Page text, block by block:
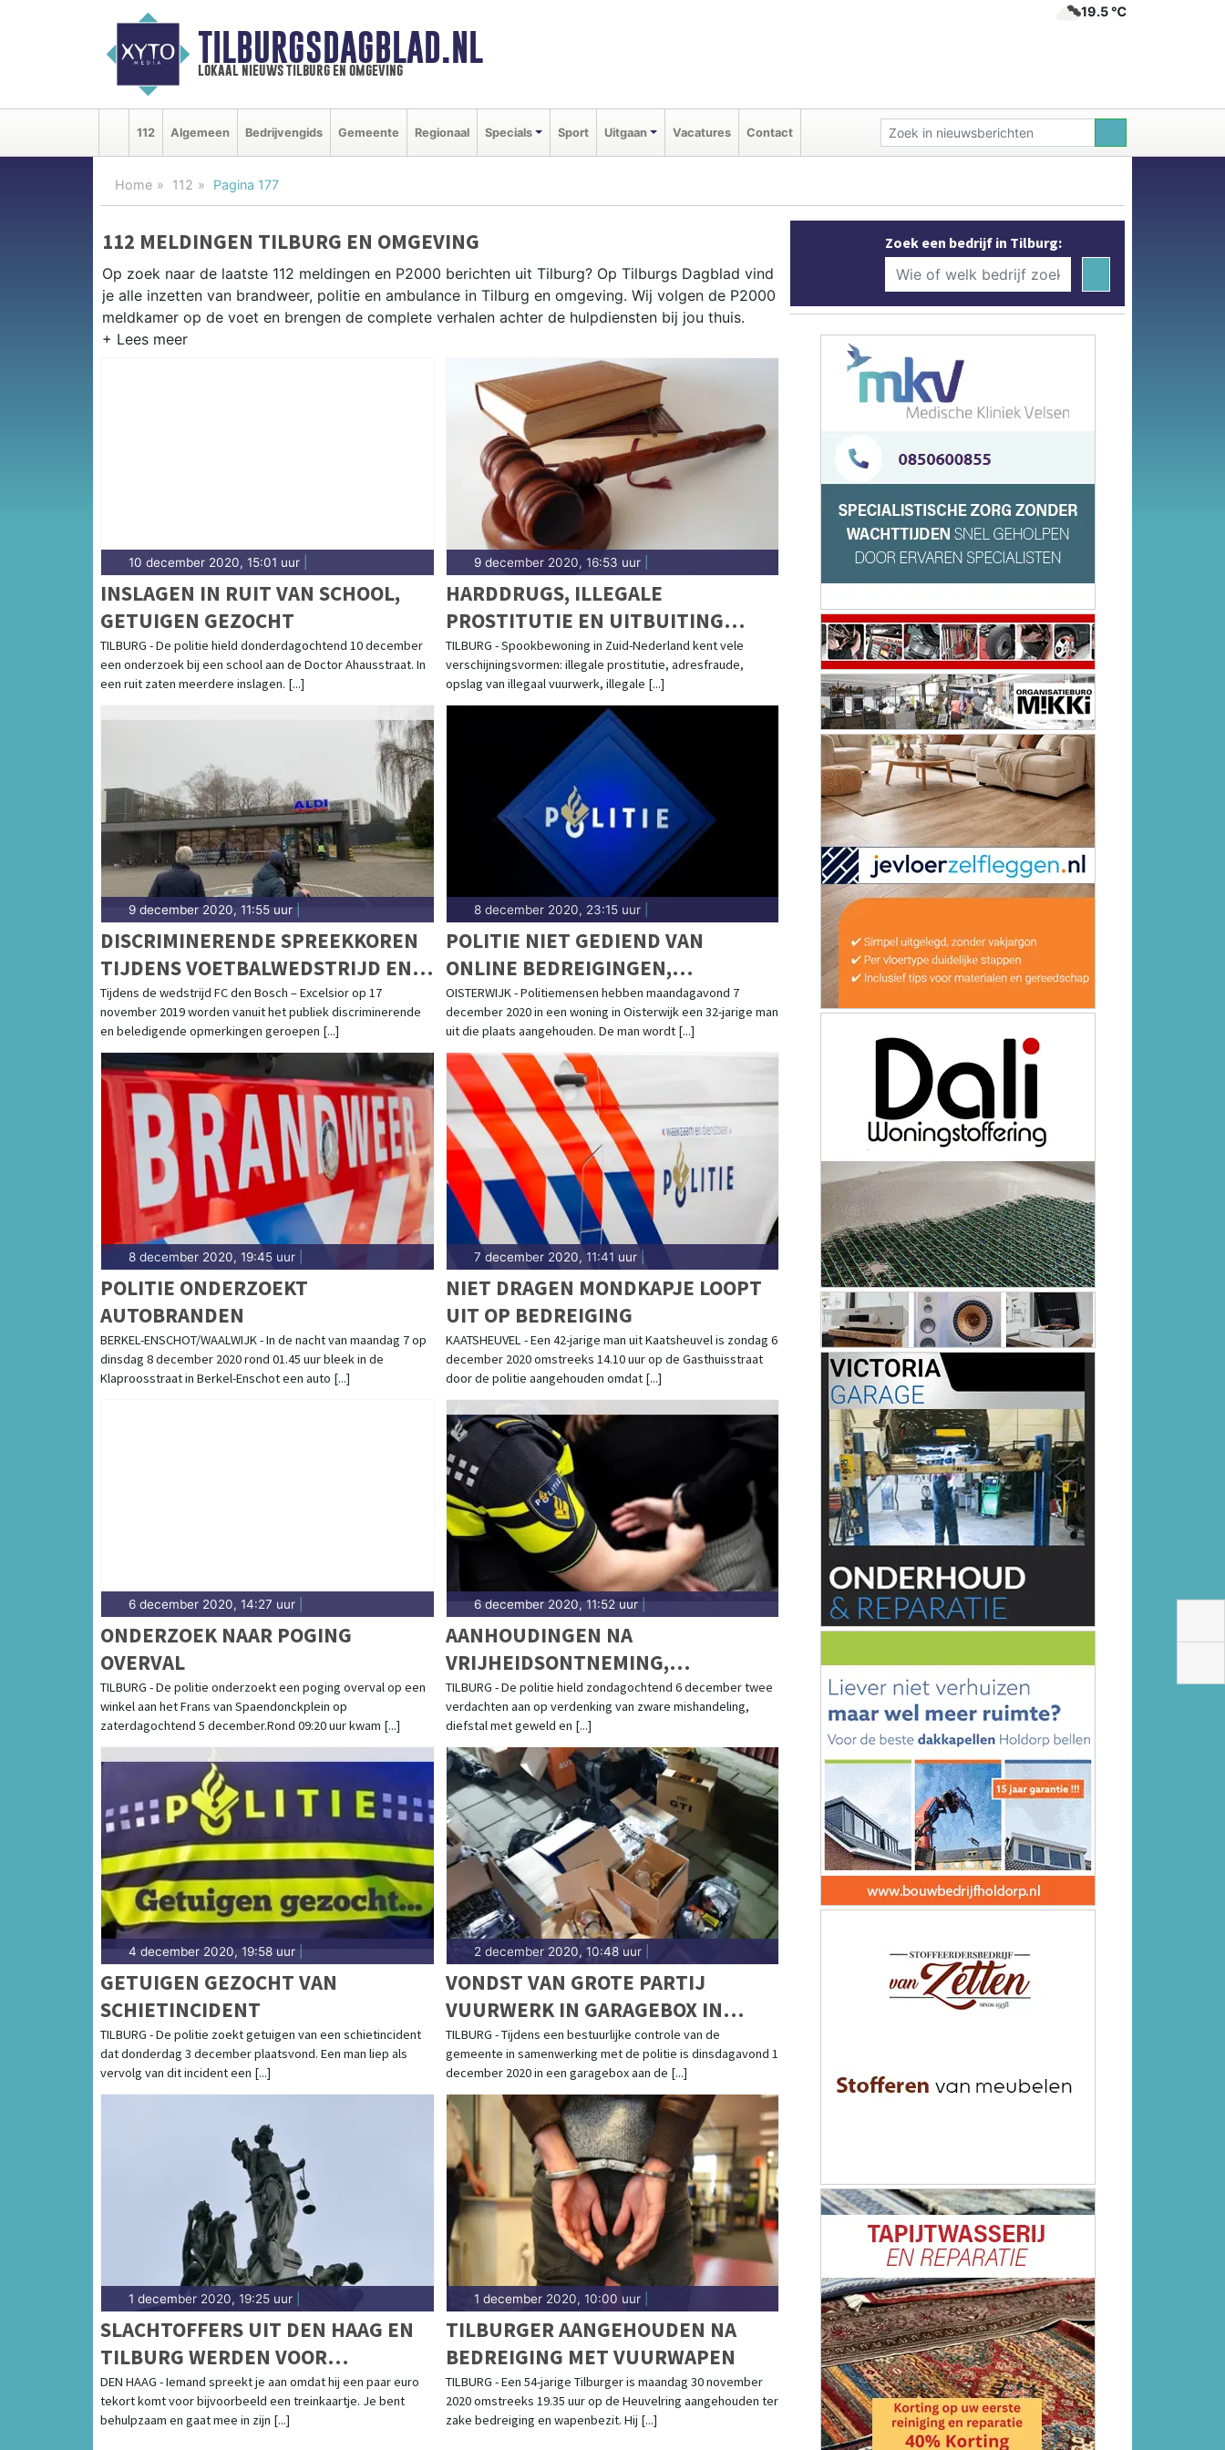
TILBURGSDAGBLAD.NL
lokaal nieuws tilburg en omgeving
19.5 ℃
112 Algemeen Bedrijvengids Gemeente Regionaal Specials Sport Uitgaan Vacatures Contact
Home 112 Pagina 177
112 MELDINGEN TILBURG EN OMGEVING
Op zoek naar de laatste 112 meldingen en P2000 berichten uit Tilburg? Op Tilburgs Dagblad vind
je alle inzetten van brandweer, politie en ambulance in Tilburg en omgeving. Wij volgen de P2000
meldkamer op de voet en brengen de complete verhalen achter de hulpdiensten bij jou thuis.
Van incidenten op de A58 en de N65 tot meldingen in wijken als de Reeshof, Groenewoud, Noord
en de Tilburgse binnenstad — wij brengen het 112-nieuws.
10 december 2020, 15:01 uur
INSLAGEN IN RUIT VAN SCHOOL,
GETUIGEN GEZOCHT
TILBURG - De politie hield donderdagochtend 10 december
een onderzoek bij een school aan de Doctor Ahausstraat. In
een ruit zaten meerdere inslagen. [...]
9 december 2020, 16:53 uur|
HARDDRUGS, ILLEGALE
PROSTITUTIE EN UITBUITING
WORDEN ZICHTBAAR TIJDENS
ACTIE SPOOKBEWONING ZUID-
NEDERLAND
TILBURG - Spookbewoning in Zuid-Nederland kent vele
verschijningsvormen: illegale prostitutie, adresfraude,
opslag van illegaal vuurwerk, illegale [...]
9 december 2020, 11:55 uur
DISCRIMINERENDE SPREEKKOREN
TIJDENS VOETBALWEDSTRIJD EN
SUPERMARKTOVERVAL IN BUREAU
BRABANT
Tijdens de wedstrijd FC den Bosch – Excelsior op 17
november 2019 worden vanuit het publiek discriminerende
en beledigende opmerkingen geroepen [...]
8 december 2020, 23:15 uur|
POLITIE NIET GEDIEND VAN
ONLINE BEDREIGINGEN,
VERDACHTE AANGEHOUDEN
OISTERWIJK - Politiemensen hebben maandagavond 7
december 2020 in een woning in Oisterwijk een 32-jarige man
uit die plaats aangehouden. De man wordt [...]
8 december 2020, 19:45 uur
POLITIE ONDERZOEKT
AUTOBRANDEN
BERKEL-ENSCHOT/WAALWIJK - In de nacht van maandag 7 op
dinsdag 8 december 2020 rond 01.45 uur bleek in de
Klaproosstraat in Berkel-Enschot een auto [...]
7 december 2020, 11:41 uur|
NIET DRAGEN MONDKAPJE LOOPT
UIT OP BEDREIGING
KAATSHEUVEL - Een 42-jarige man uit Kaatsheuvel is zondag 6
december 2020 omstreeks 14.10 uur op de Gasthuisstraat
door de politie aangehouden omdat [...]
6 december 2020, 14:27 uur
ONDERZOEK NAAR POGING
OVERVAL
TILBURG - De politie onderzoekt een poging overval op een
winkel aan het Frans van Spaendonckplein op
zaterdagochtend 5 december.Rond 09:20 uur kwam [...]
6 december 2020, 11:52 uur|
AANHOUDINGEN NA
VRIJHEIDSONTNEMING,
MISHANDELING EN BEROVING
TILBURG - De politie hield zondagochtend 6 december twee
verdachten aan op verdenking van zware mishandeling,
diefstal met geweld en [...]
4 december 2020, 19:58 uur
GETUIGEN GEZOCHT VAN
SCHIETINCIDENT
TILBURG - De politie zoekt getuigen van een schietincident
dat donderdag 3 december plaatsvond. Een man liep als
vervolg van dit incident een [...]
2 december 2020, 10:48 uur|
VONDST VAN GROTE PARTIJ
VUURWERK IN GARAGEBOX IN
TILBURG NOORD
TILBURG - Tijdens een bestuurlijke controle van de
gemeente in samenwerking met de politie is dinsdagavond 1
december 2020 in een garagebox aan de [...]
1 december 2020, 19:25 uur
SLACHTOFFERS UIT DEN HAAG EN
TILBURG WERDEN VOOR
DUIZENDEN EURO’S OPGELICHT
DEN HAAG - Iemand spreekt je aan omdat hij een paar euro
tekort komt voor bijvoorbeeld een treinkaartje. Je bent
behulpzaam en gaat mee in zijn [...]
1 december 2020, 10:00 uur|
TILBURGER AANGEHOUDEN NA
BEDREIGING MET VUURWAPEN
TILBURG - Een 54-jarige Tilburger is maandag 30 november
2020 omstreeks 19.35 uur op de Heuvelring aangehouden ter
zake bedreiging en wapenbezit. Hij [...]
Zoek een bedrijf in Tilburg: